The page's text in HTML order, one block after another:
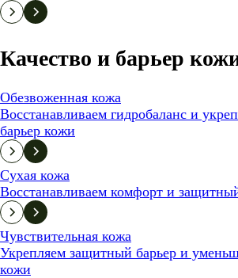
Качество и барьер
Обезвоженная кожа
Восстанавливаем гидробаланс и
барьер кожи
Сухая кожа
Восстанавливаем комфорт и
Чувствительная кожа
Укрепляем защитный барьер и
кожи